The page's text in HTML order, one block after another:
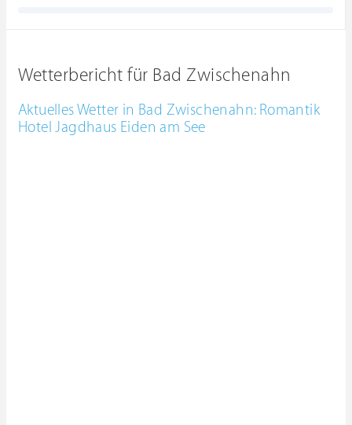
Wetterbericht für Bad Zwischenahn
Aktuelles Wetter in Bad Zwischenahn: Romantik
Hotel Jagdhaus Eiden am See